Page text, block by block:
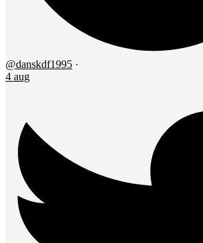
@danskdf1995 ·
4 aug